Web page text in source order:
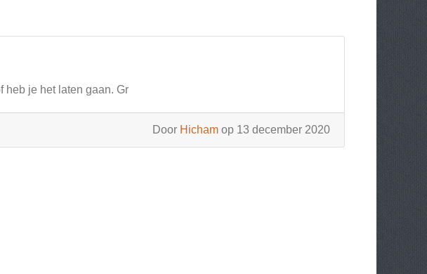
heb je het laten gaan. Gr
Door Hicham op 13 december 2020